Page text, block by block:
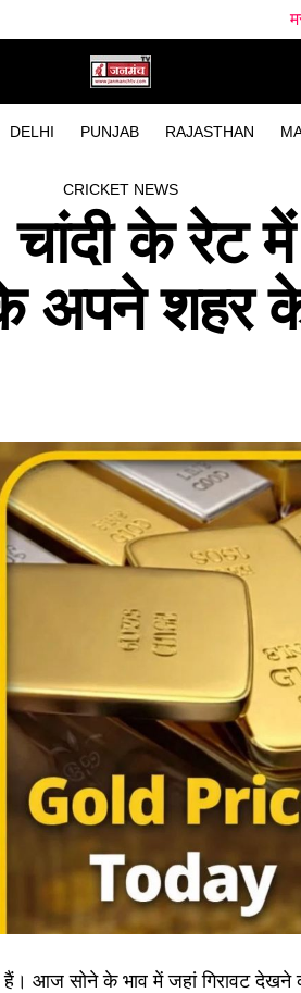
DELHI PUNJAB RAJASTHAN
CRICKET NEWS
मसूरी में बारिश के
के रेट में
अपने शहर
आज सोने के भाव में जहां गिरावट देखने